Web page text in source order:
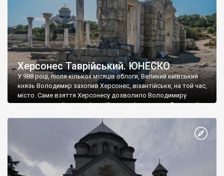
Херсонес Таврійський. ЮНЕСКО
У 988 році, після кількох місяців облоги, Великий київський
князь Володимир захопив Херсонес, візантійське, на той час,
місто. Саме взяття Херсонесу дозволило Володимиру
диктувати свої умови візантійському імператору Василю ІІ, та
Херсонесі Володимир-язичник, став Василем-християнином.
А потім було Хрещення Русі. На честь Херсонесу Таврійського